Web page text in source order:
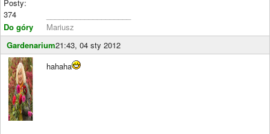
Posty:
374
Do góry
Mariusz
Gardenarium21:43, 04 sty 2012
hahaha